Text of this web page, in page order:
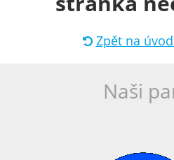
Zpět na
Naši